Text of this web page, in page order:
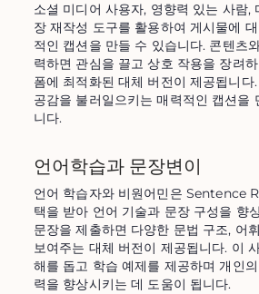
소셜 미디어 사용자, 영향력 있는 사람,
장 재작성 도구를 활용하여 게시물에
적인 캡션을 만들 수 있습니다. 콘텐츠
력하면 관심을 끌고 상호 작용을 장려
폼에 최적화된 대체 버전이 제공됩니다
공감을 불러일으키는 매력적인 캡션을
니다.
언어학습과 문장변이
언어 학습자와 비원어민은 Sentence
택을 받아 언어 기술과 문장 구성을 향
문장을 제출하면 다양한 문법 구조, 어
보여주는 대체 버전이 제공됩니다. 이
해를 돕고 학습 예제를 제공하며 개인
력을 향상시키는 데 도움이 됩니다.